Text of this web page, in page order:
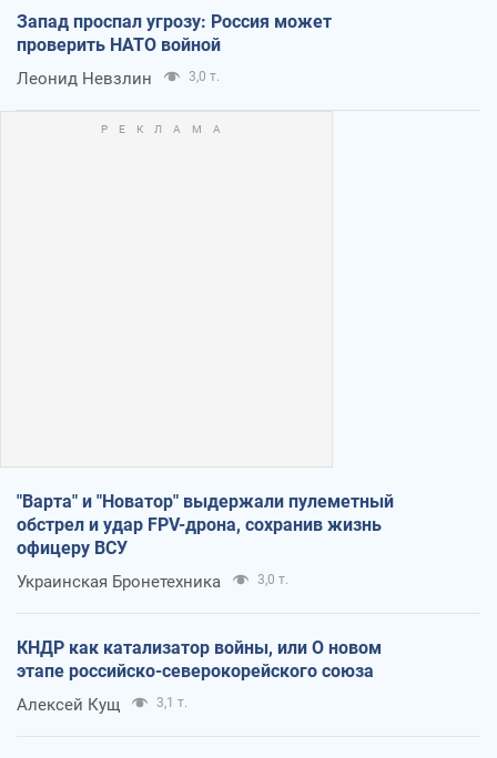
Запад проспал угрозу: Россия может
проверить НАТО войной
Леонид Невзлин 3,0 т.
"Варта" и "Новатор" выдержали пулеметный
обстрел и удар FPV-дрона, сохранив жизнь
офицеру ВСУ
Украинская Бронетехника 3,0 т.
КНДР как катализатор войны, или О новом
этапе российско-северокорейского союза
Алексей Кущ 3,1 т.